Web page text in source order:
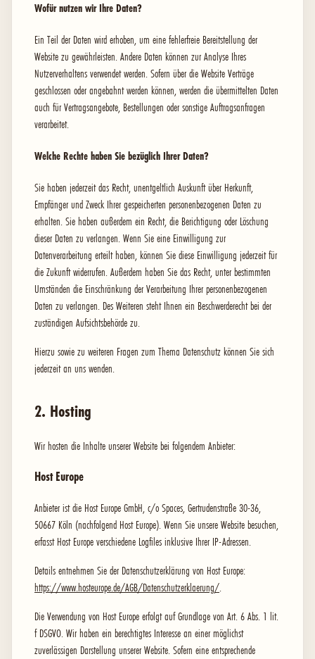
Wofür nutzen wir Ihre Daten?
Ein Teil der Daten wird erhoben, um eine fehlerfreie Bereitstellung der
Website zu gewährleisten. Andere Daten können zur Analyse Ihres
Nutzerverhaltens verwendet werden. Sofern über die Website Verträge
geschlossen oder angebahnt werden können, werden die übermittelten Daten
auch für Vertragsangebote, Bestellungen oder sonstige Auftragsanfragen
verarbeitet.
Welche Rechte haben Sie bezüglich Ihrer Daten?
Sie haben jederzeit das Recht, unentgeltlich Auskunft über Herkunft,
Empfänger und Zweck Ihrer gespeicherten personenbezogenen Daten zu
erhalten. Sie haben außerdem ein Recht, die Berichtigung oder Löschung
dieser Daten zu verlangen. Wenn Sie eine Einwilligung zur
Datenverarbeitung erteilt haben, können Sie diese Einwilligung jederzeit für
die Zukunft widerrufen. Außerdem haben Sie das Recht, unter bestimmten
Umständen die Einschränkung der Verarbeitung Ihrer personenbezogenen
Daten zu verlangen. Des Weiteren steht Ihnen ein Beschwerderecht bei der
zuständigen Aufsichtsbehörde zu.
Hierzu sowie zu weiteren Fragen zum Thema Datenschutz können Sie sich
jederzeit an uns wenden.
2. Hosting
Wir hosten die Inhalte unserer Website bei folgendem Anbieter:
Host Europe
Anbieter ist die Host Europe GmbH, c/o Spaces, Gertrudenstraße 30-36,
50667 Köln (nachfolgend Host Europe). Wenn Sie unsere Website besuchen,
erfasst Host Europe verschiedene Logfiles inklusive Ihrer IP-Adressen.
Details entnehmen Sie der Datenschutzerklärung von Host Europe:
https://www.hosteurope.de/AGB/Datenschutzerklaerung/.
Die Verwendung von Host Europe erfolgt auf Grundlage von Art. 6 Abs. 1 lit.
f DSGVO. Wir haben ein berechtigtes Interesse an einer möglichst
zuverlässigen Darstellung unserer Website. Sofern eine entsprechende